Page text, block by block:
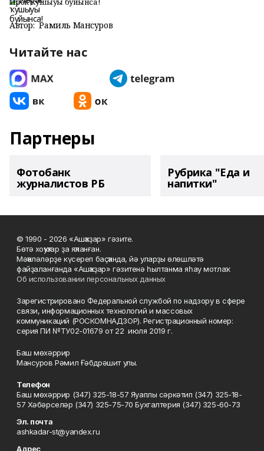
Автор: Рамиль Мансуров
Читайте нас
Партнеры
Фотобанк
журналистов РБ
Рубрика "Еда и
напитки"
© 1990 - 2026 «Ашҡаҙар» гәзите.
Бөтә хоҡуҡтар ҙа яҡланған.
Мәҡәләләрҙе күсереп баҫҡанда, йә уларҙы өлөшләтә
файҙаланғанда «Ашҡаҙар» гәзитенә һылтанма яһау мотлаҡ.
Об использовании персональных данных
Зарегистрировано Федеральной службой по надзору в сфере
связи, информационных технологий и массовых
коммуникаций (РОСКОМНАДЗОР). Регистрационный номер:
серия ПИ №ТУ02-01679 от 22 июля 2019 г.
Баш мөхәррир
Мансуров Рәмил Ғәбдрәшит улы.
Телефон
Баш мөхәррир (347) 325-18-57 Яуаплы сәркәтип (347) 325-18-
57 Хәбәрселәр (347) 325-75-70 Бухгалтерия (347) 325-60-73
Эл. почта
ashkadar-st@yandex.ru
Адрес